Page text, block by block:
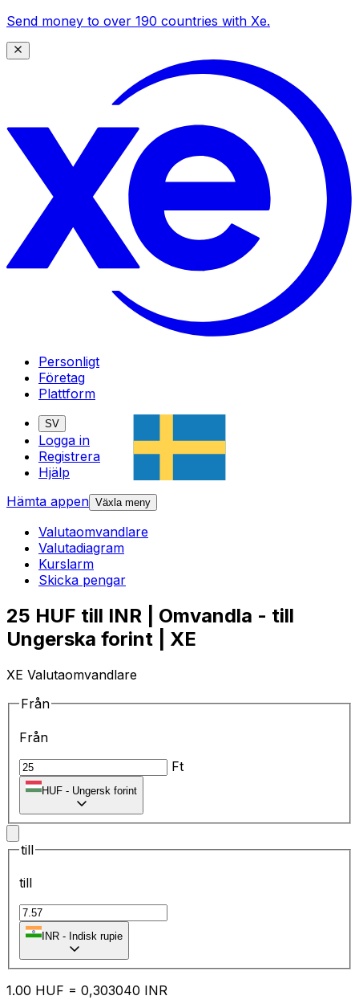
Send money to over 190 countries with Xe.
Personligt
Företag
Plattform
SV
Logga in
Registrera
Hjälp
Hämta appen Växla meny
Valutaomvandlare
Valutadiagram
Kurslarm
Skicka pengar
25 HUF till INR | Omvandla - till
Ungerska forint | XE
XE Valutaomvandlare
Från
Från
Ft
HUF - Ungersk forint
till
till
INR - Indisk rupie
1.00 HUF = 0,303040 INR